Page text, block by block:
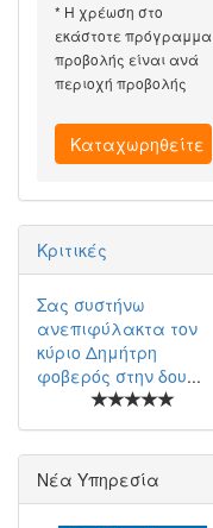
* Η χρέωση στο
εκάστοτε πρόγραμμα
προβολής είναι ανά
περιοχή προβολής
Καταχωρηθείτε
Κριτικές
Σας συστήνω
ανεπιφύλακτα τον
κύριο Δημήτρη
φοβερός στην δου...
Νέα Υπηρεσία